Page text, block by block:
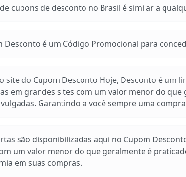
cupons de desconto no Brasil é similar a
Desconto é um Código Promocional para
site do Cupom Desconto Hoje, Desconto é um
em grandes sites com um valor menor do
Garantindo a você sempre uma
são disponibilizadas aqui no Cupom
um valor menor do que geralmente é
em suas compras.